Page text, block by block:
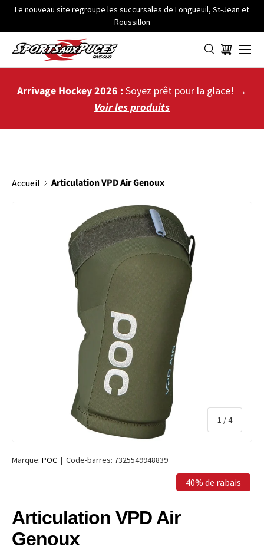
ALLER AU CONTENU
Le nouveau site regroupe les succursales de Longueuil, St-Jean et
Roussillon
Panier
Menu
Arrivage Hockey 2026 :Soyez prêt pour la glace! →
Voir les produits
Accueil Articulation VPD Air Genoux
PASSER AUX INFORMATIONS PRODUITS
1 /de
4
Marque: POC | Code-barres: 7325549948839
40% de rabais
Articulation VPD Air
Genoux